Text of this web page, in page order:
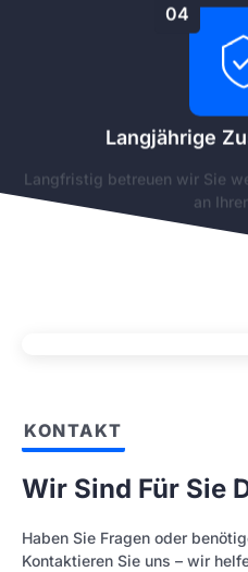
04
Langjährige
Langfristig betreuen wir Sie
an
KONTAKT
Wir Sind Für Sie
Haben Sie Fragen oder
Kontaktieren Sie uns – wir